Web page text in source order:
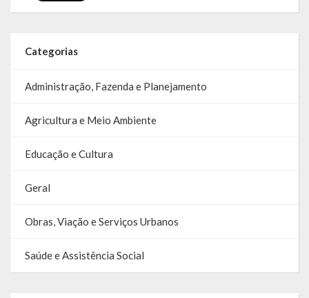
RREO
Publicações Diversas
Eleições Conselho Tutelar
Licitações
Transparência
Categorias
Administração, Fazenda e Planejamento
Agricultura e Meio Ambiente
Educação e Cultura
Geral
Obras, Viação e Serviços Urbanos
Saúde e Assistência Social